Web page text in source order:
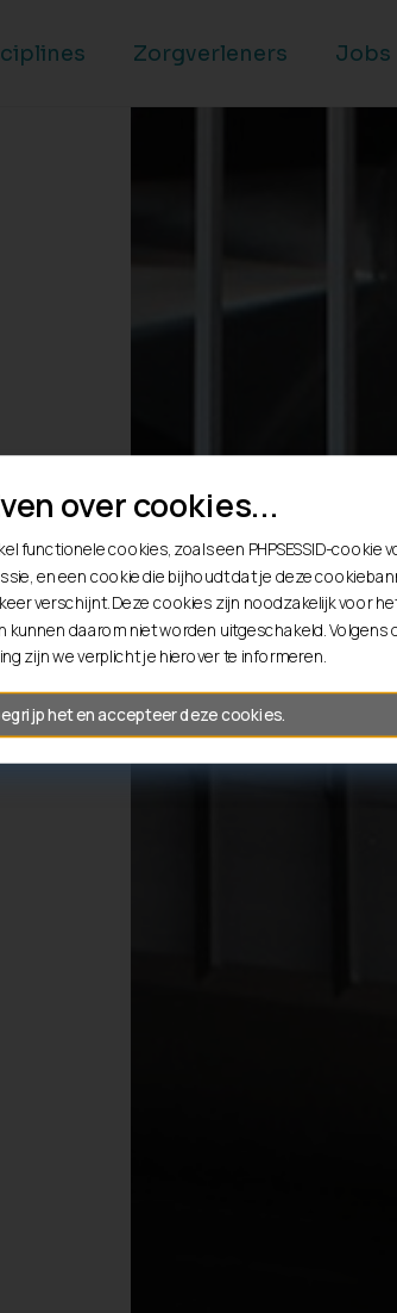
Zorgverleners Jobs
over cookies...
functionele cookies, zoals een PHPSESSID-cookie
en een cookie die bijhoudt dat je deze
verschijnt. Deze cookies zijn noodzakelijk voor
kunnen daarom niet worden uitgeschakeld. Volgens
zijn we verplicht je hierover te informeren.
het en accepteer deze cookies.